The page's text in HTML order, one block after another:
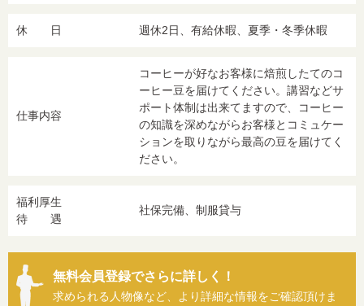
休 日 週休2日、有給休暇、夏季・冬季休暇
仕事内容
コーヒーが好なお客様に焙煎したてのコ
ーヒー豆を届けてください。講習などサ
ポート体制は出来てますので、コーヒー
の知識を深めながらお客様とコミュケー
ションを取りながら最高の豆を届けてく
ださい。
福利厚生
待 遇
社保完備、制服貸与
無料会員登録でさらに詳しく！
求められる人物像など、より詳細な情報をご確認頂けま